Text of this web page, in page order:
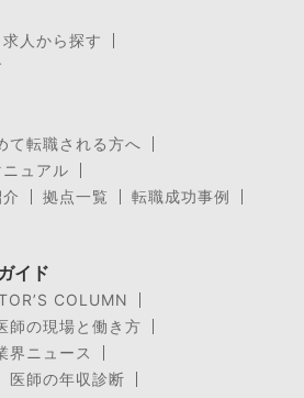
人から探す
て転職される方へ
ュアル
拠点一覧
転職成功事例
イド
COLUMN
師の現場と働き方
界ニュース
医師の年収診断